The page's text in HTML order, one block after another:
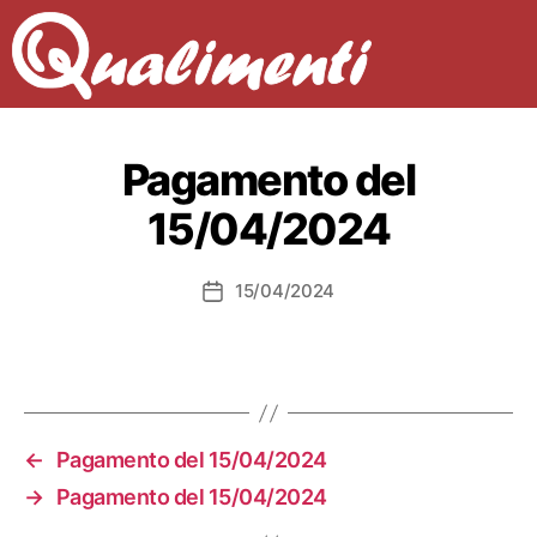
Pagamento del
15/04/2024
Data15/04/2024
←
Pagamento del 15/04/2024
→ Pagamento del 15/04/2024